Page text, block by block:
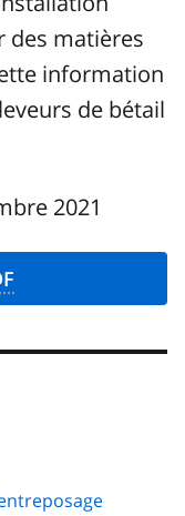
des matières
information
de bétail
2021